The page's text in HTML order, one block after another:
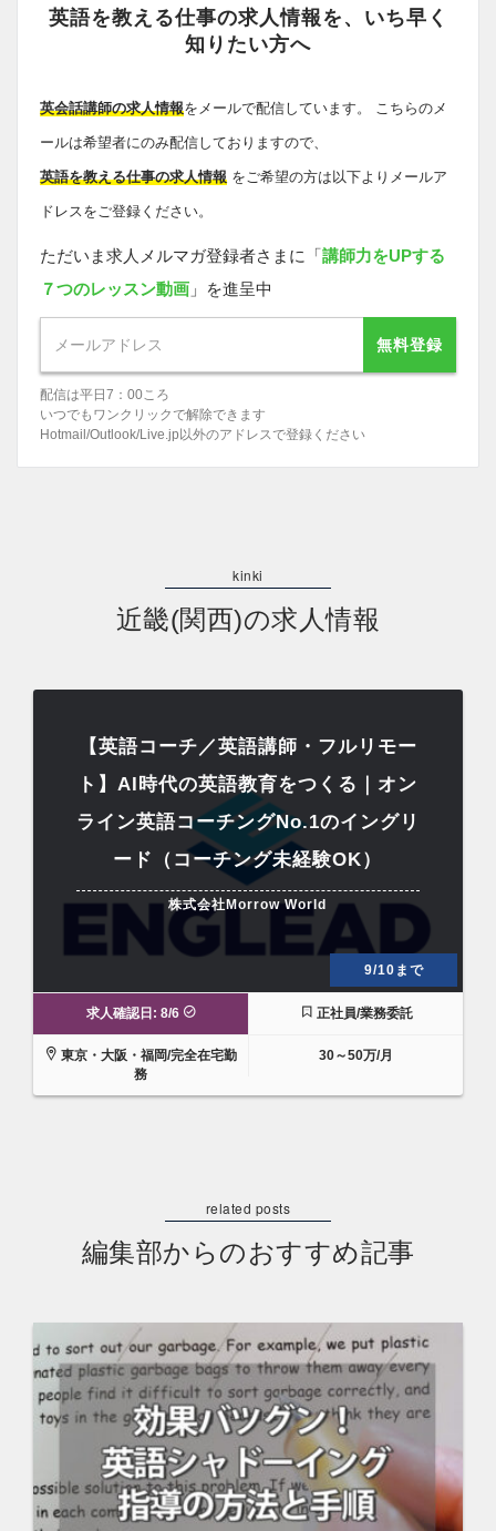
英語を教える仕事の求人情報を、いち早く
知りたい方へ
英会話講師の求人情報をメールで配信しています。 こちらのメ
ールは希望者にのみ配信しておりますので、
英語を教える仕事の求人情報 をご希望の方は以下よりメールア
ドレスをご登録ください。
ただいま求人メルマガ登録者さまに「講師力をUPする
７つのレッスン動画 」を進呈中
無料登録
配信は平日7：00ころ
いつでもワンクリックで解除できます
Hotmail/Outlook/Live.jp以外のアドレスで登録ください
近畿(関西)の求人情報
【英語コーチ／英語講師・フルリモー
ト】AI時代の英語教育をつくる｜オン
ライン英語コーチングNo.1のイングリ
ード（コーチング未経験OK）
株式会社Morrow World
9/10まで
求人確認日: 8/6 正社員/業務委託
東京・大阪・福岡/完全在宅勤
務
30～50万/月
編集部からのおすすめ記事